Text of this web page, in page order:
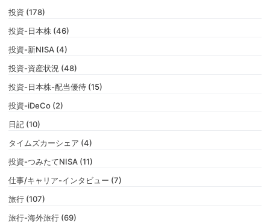
投資 (178)
投資-日本株 (46)
投資-新NISA (4)
投資-資産状況 (48)
投資-日本株-配当優待 (15)
投資-iDeCo (2)
日記 (10)
タイムズカーシェア (4)
投資-つみたてNISA (11)
仕事/キャリア-インタビュー (7)
旅行 (107)
旅行-海外旅行 (69)